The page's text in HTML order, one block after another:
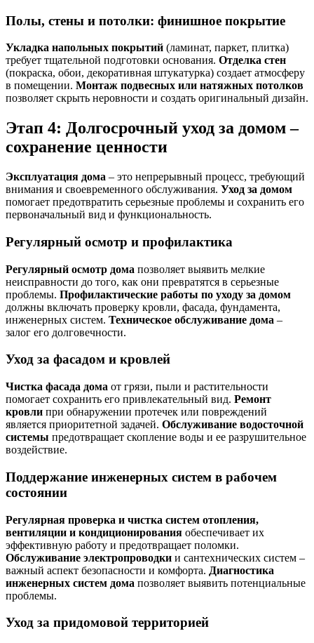
Полы, стены и потолки: финишное покрытие
Укладка напольных покрытий (ламинат, паркет, плитка)
требует тщательной подготовки основания. Отделка стен
(покраска, обои, декоративная штукатурка) создает атмосферу
в помещении. Монтаж подвесных или натяжных потолков
позволяет скрыть неровности и создать оригинальный дизайн.
Этап 4: Долгосрочный уход за домом –
сохранение ценности
Эксплуатация дома – это непрерывный процесс, требующий
внимания и своевременного обслуживания. Уход за домом
помогает предотвратить серьезные проблемы и сохранить его
первоначальный вид и функциональность.
Регулярный осмотр и профилактика
Регулярный осмотр дома позволяет выявить мелкие
неисправности до того, как они превратятся в серьезные
проблемы. Профилактические работы по уходу за домом
должны включать проверку кровли, фасада, фундамента,
инженерных систем. Техническое обслуживание дома –
залог его долговечности.
Уход за фасадом и кровлей
Чистка фасада дома от грязи, пыли и растительности
помогает сохранить его привлекательный вид. Ремонт
кровли при обнаружении протечек или повреждений
является приоритетной задачей. Обслуживание водосточной
системы предотвращает скопление воды и ее разрушительное
воздействие.
Поддержание инженерных систем в рабочем
состоянии
Регулярная проверка и чистка систем отопления,
вентиляции и кондиционирования обеспечивает их
эффективную работу и предотвращает поломки.
Обслуживание электропроводки и сантехнических систем –
важный аспект безопасности и комфорта. Диагностика
инженерных систем дома позволяет выявить потенциальные
проблемы.
Уход за придомовой территорией